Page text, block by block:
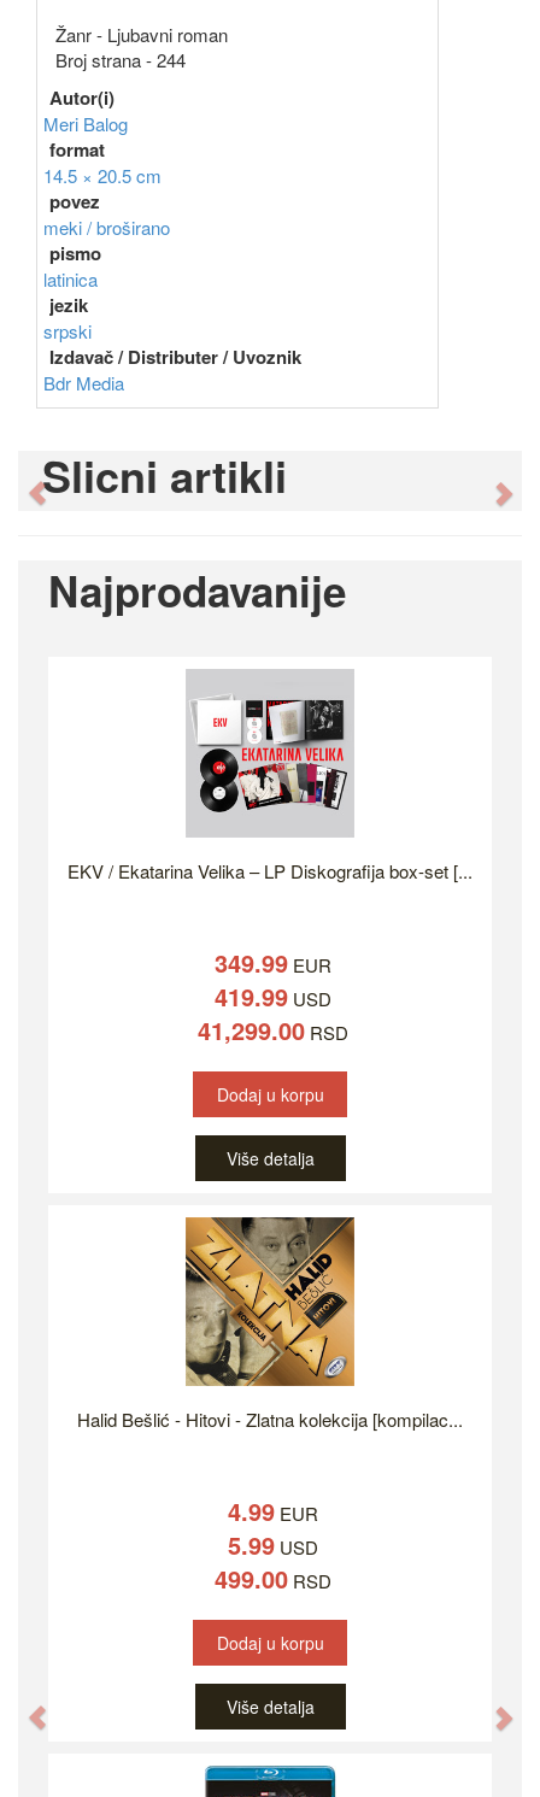
Žanr - Ljubavni roman
Broj strana - 244
Autor(i)
Meri Balog
format
14.5 × 20.5 cm
povez
meki / broširano
pismo
latinica
jezik
srpski
Izdavač / Distributer / Uvoznik
Bdr Media
Slicni artikli
Previous
Najprodavanije
EKV / Ekatarina Velika – LP Diskografija box-set [...
349.99 EUR
419.99 USD
41,299.00 RSD
Dodaj u korpu
Više detalja
Halid Bešlić - Hitovi - Zlatna kolekcija [kompilac...
4.99 EUR
5.99 USD
499.00 RSD
Dodaj u korpu
Više detalja